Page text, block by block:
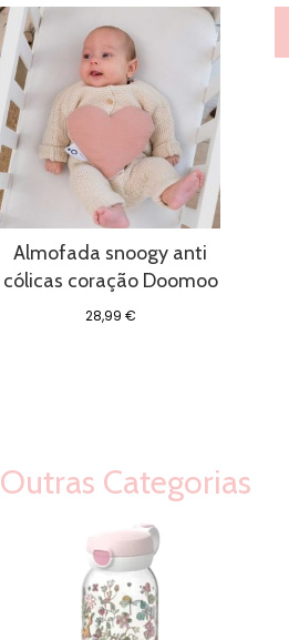
22,99 €.18,39 €.
Almofada snoogy anti
cólicas coração Doomoo
28,99 €
Outras Categorias